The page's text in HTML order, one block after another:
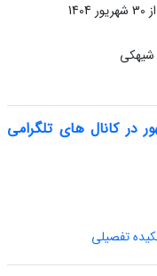
30 شهریور 1404
شیهکی
در کانال های تلگرامی
تفصیلی